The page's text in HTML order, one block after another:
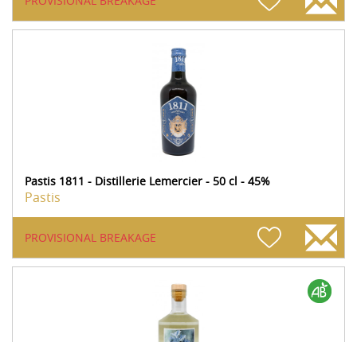
Pastis 1811 - Distillerie Lemercier - 50 cl - 45%
Pastis
PROVISIONAL BREAKAGE